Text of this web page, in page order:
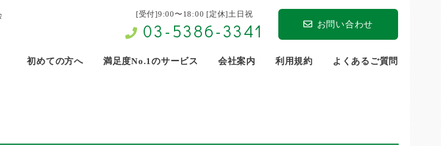
[受付]9:00〜18:00 [定休]土日祝
03-5386-3341 お問い合わせ
初めての方へ 満足度No.1のサービス 会社案内 利用規約 よくあるご質問